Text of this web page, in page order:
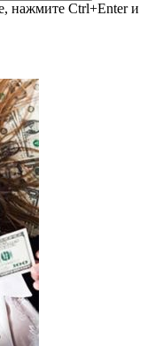
нажмите Ctrl+Enterи